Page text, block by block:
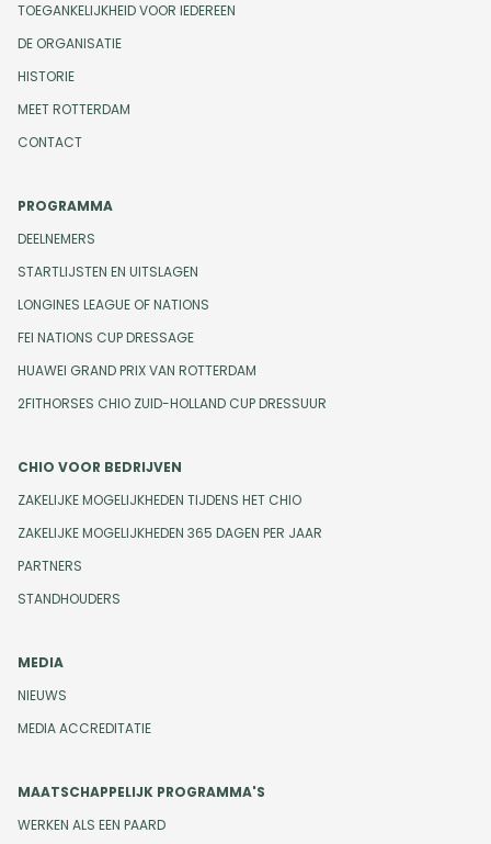
TOEGANKELIJKHEID VOOR IEDEREEN
DE ORGANISATIE
HISTORIE
MEET ROTTERDAM
CONTACT
PROGRAMMA
DEELNEMERS
STARTLIJSTEN EN UITSLAGEN
LONGINES LEAGUE OF NATIONS
FEI NATIONS CUP DRESSAGE
HUAWEI GRAND PRIX VAN ROTTERDAM
2FITHORSES CHIO ZUID-HOLLAND CUP DRESSUUR
CHIO VOOR BEDRIJVEN
ZAKELIJKE MOGELIJKHEDEN TIJDENS HET CHIO
ZAKELIJKE MOGELIJKHEDEN 365 DAGEN PER JAAR
PARTNERS
STANDHOUDERS
MEDIA
NIEUWS
MEDIA ACCREDITATIE
MAATSCHAPPELIJK PROGRAMMA'S
WERKEN ALS EEN PAARD